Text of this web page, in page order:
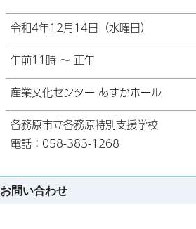
令和4年12月14日（水曜日）
午前11時 ～ 正午
産業文化センター あすかホール
各務原市立各務原特別支援学校
電話：058-383-1268
お問い合わせ